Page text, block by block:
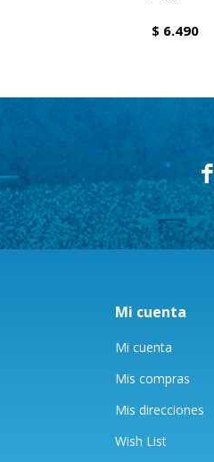
$ 6.490

Mi cuenta
Mi cuenta
Mis compras
Mis direcciones
Wish List